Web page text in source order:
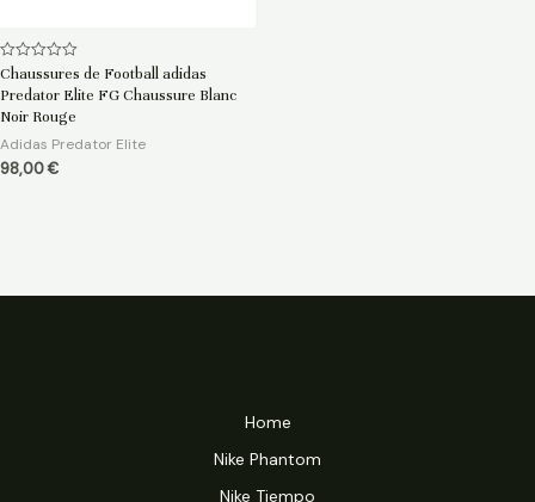
Note
sur
5
Chaussures de Football adidas
Predator Elite FG Chaussure Blanc
Noir Rouge
Adidas Predator Elite
98,00€
Home
Nike Phantom
Nike Tiempo